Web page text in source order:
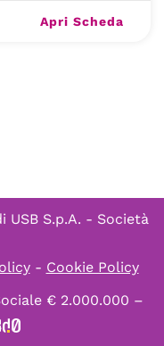
Apri Scheda
USB S.p.A. - Società
- Cookie Policy
€ 2.000.000 –